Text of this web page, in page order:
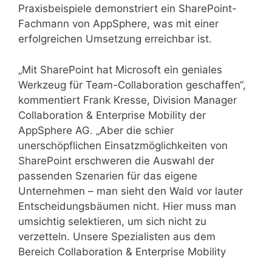
Praxisbeispiele demonstriert ein SharePoint-
Fachmann von AppSphere, was mit einer
erfolgreichen Umsetzung erreichbar ist.
„Mit SharePoint hat Microsoft ein geniales
Werkzeug für Team-Collaboration geschaffen“,
kommentiert Frank Kresse, Division Manager
Collaboration & Enterprise Mobility der
AppSphere AG. „Aber die schier
unerschöpflichen Einsatzmöglichkeiten von
SharePoint erschweren die Auswahl der
passenden Szenarien für das eigene
Unternehmen – man sieht den Wald vor lauter
Entscheidungsbäumen nicht. Hier muss man
umsichtig selektieren, um sich nicht zu
verzetteln. Unsere Spezialisten aus dem
Bereich Collaboration & Enterprise Mobility